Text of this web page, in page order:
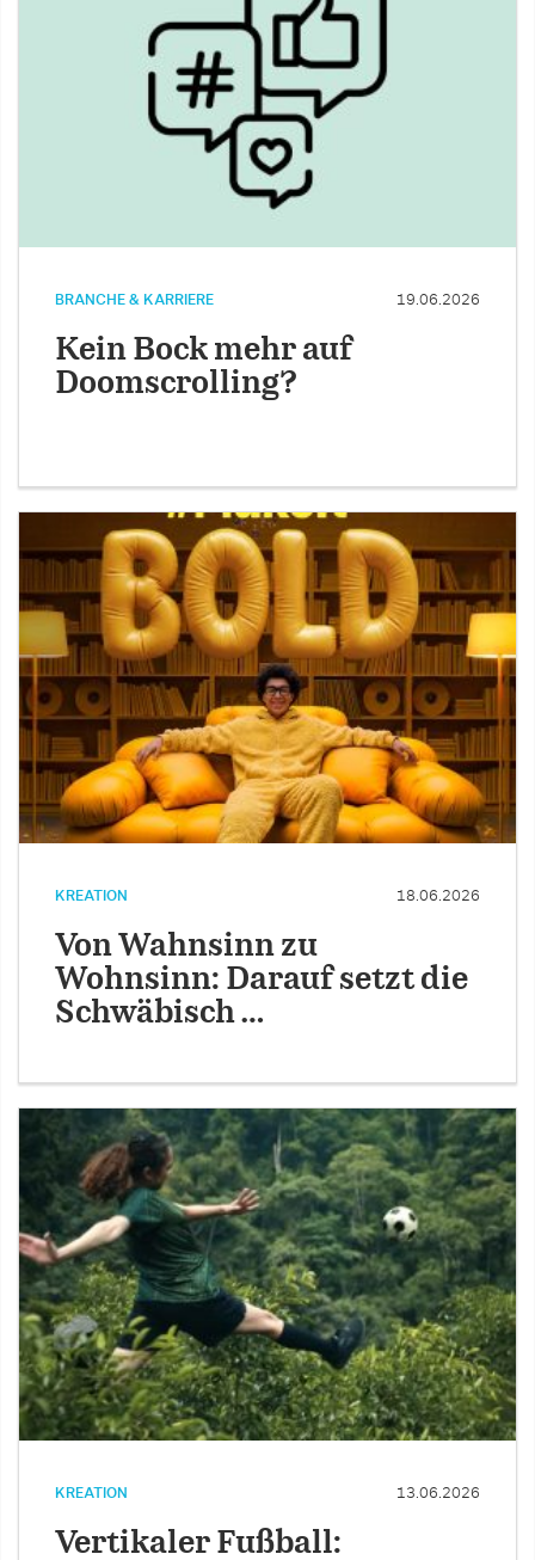
BRANCHE & KARRIERE 19.06.2026
Kein Bock mehr auf
Doomscrolling?
KREATION 18.06.2026
Von Wahnsinn zu
Wohnsinn: Darauf setzt die
Schwäbisch …
KREATION 13.06.2026
Vertikaler Fußball: